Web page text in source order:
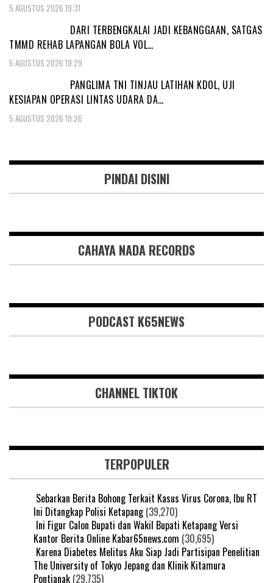
5 AGUSTUS 2026 19:31
DARI TERBENGKALAI JADI KEBANGGAAN, SATGAS
TMMD REHAB LAPANGAN BOLA VOL…
5 AGUSTUS 2026 19:29
PANGLIMA TNI TINJAU LATIHAN KDOL, UJI
KESIAPAN OPERASI LINTAS UDARA DA…
5 AGUSTUS 2026 19:26
PINDAI DISINI
CAHAYA NADA RECORDS
PODCAST K65NEWS
CHANNEL TIKTOK
TERPOPULER
Sebarkan Berita Bohong Terkait Kasus Virus Corona, Ibu RT
Ini Ditangkap Polisi Ketapang (39,270)
Ini Figur Calon Bupati dan Wakil Bupati Ketapang Versi
Kantor Berita Online Kabar65news.com (30,695)
Karena Diabetes Melitus Aku Siap Jadi Partisipan Penelitian
The University of Tokyo Jepang dan Klinik Kitamura
Pontianak (29,735)